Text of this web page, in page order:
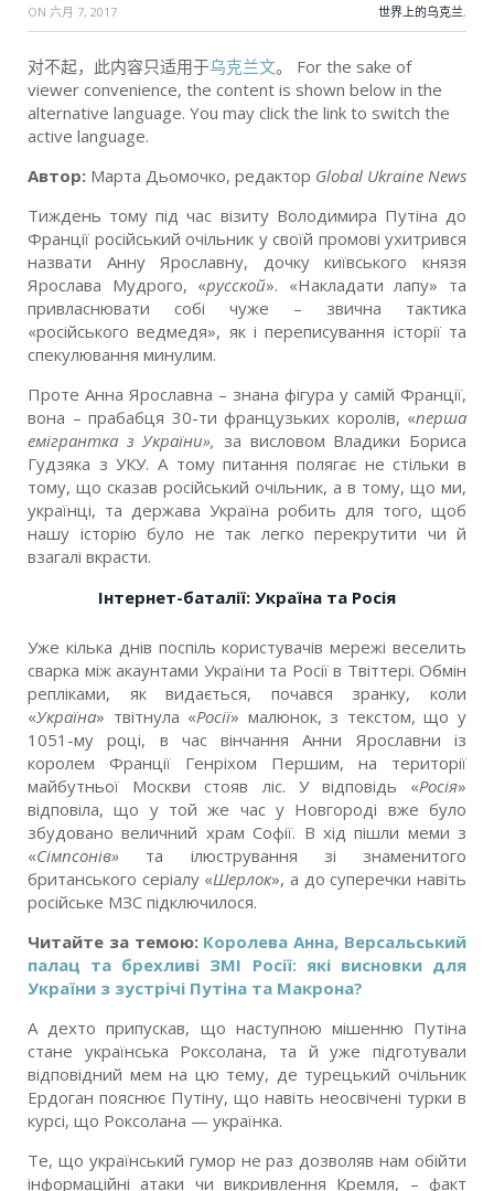
ON 六月 7, 2017 世界上的乌克兰,
对不起，此内容只适用于乌克兰文。 For the sake of
viewer convenience, the content is shown below in the
alternative language. You may click the link to switch the
active language.
Автор: Марта Дьомочко, редактор Global Ukraine News
Тиждень тому під час візиту Володимира Путіна до
Франції російський очільник у своїй промові ухитрився
назвати Анну Ярославну, дочку київського князя
Ярослава Мудрого, «русской». «Накладати лапу» та
привласнювати собі чуже – звична тактика
«російського ведмедя», як і переписування історії та
спекулювання минулим.
Проте Анна Ярославна – знана фігура у самій Франції,
вона – прабабця 30-ти французьких королів, «перша
емігрантка з України», за висловом Владики Бориса
Гудзяка з УКУ. А тому питання полягає не стільки в
тому, що сказав російський очільник, а в тому, що ми,
українці, та держава Україна робить для того, щоб
нашу історію було не так легко перекрутити чи й
взагалі вкрасти.
Інтернет-баталії: Україна та Росія
Уже кілька днів поспіль користувачів мережі веселить
сварка між акаунтами України та Росії в Твіттері. Обмін
репліками, як видається, почався зранку, коли
«Україна» твітнула «Росії» малюнок, з текстом, що у
1051-му році, в час вінчання Анни Ярославни із
королем Франції Генріхом Першим, на території
майбутньої Москви стояв ліс.
У відповідь «Росія»
відповіла, що у той же час у Новгороді вже було
збудовано величний храм Софії. В хід пішли меми з
«Сімпсонів» та ілюстрування зі знаменитого
британського серіалу «Шерлок», а до суперечки навіть
російське МЗС підключилося.
Читайте за темою: Королева Анна, Версальський
палац та брехливі ЗМІ Росії: які висновки для
України з зустрічі Путіна та Макрона?
А дехто припускав, що наступною мішенню Путіна
стане українська Роксолана, та й уже підготували
відповідний мем на цю тему, де турецький очільник
Ердоган пояснює Путіну, що навіть неосвічені турки в
курсі, що Роксолана — українка.
Те, що український гумор не раз дозволяв нам обійти
інформаційні атаки чи викривлення Кремля, – факт